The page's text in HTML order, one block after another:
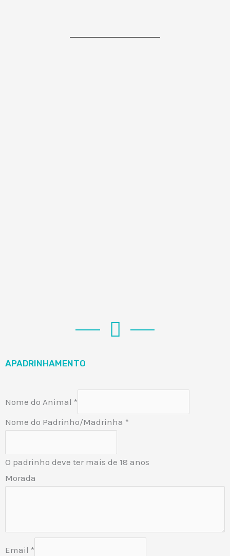
APADRINHAMENTO
Nome do Animal *
Nome do Padrinho/Madrinha *
O padrinho deve ter mais de 18 anos
Morada
Email *